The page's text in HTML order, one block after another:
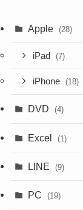
Apple (28)
iPad (7)
iPhone (18)
DVD (4)
Excel (1)
LINE (9)
PC (19)